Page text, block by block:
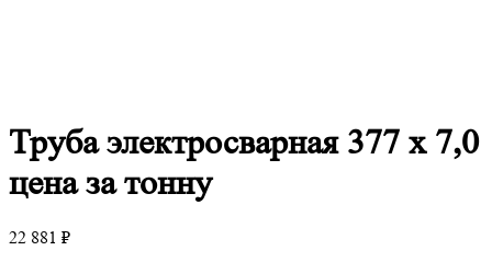
Трубаэлектросварная 377 х 7,0
цена за тонну
22 881 ₽